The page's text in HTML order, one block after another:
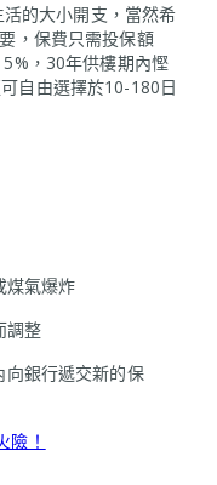
的大小開支，當然希
，保費只需投保額
，30年供樓期內慳
自由選擇於10-180日
煤氣爆炸
調整
銀行遞交新的保
險！